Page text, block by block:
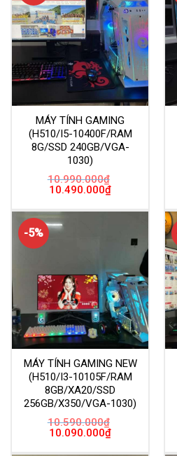
MÁY TÍNH GAMING
(H510/I5-10400F/RAM
8G/SSD 240GB/VGA-
1030)
10.990.000₫
Giá
10.490.000₫Giá
10.490.000₫.
-5%
MÁY TÍNH GAMING NEW
(H510/I3-10105F/RAM
8GB/XA20/SSD
256GB/X350/VGA-1030)
10.590.000₫
Giá
10.090.000₫Giá